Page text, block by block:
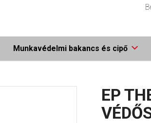
Munkavédelmi bakancs és cipő
EP